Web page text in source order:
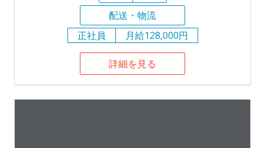
配送・物流
正社員
月給128,000円
詳細を見る